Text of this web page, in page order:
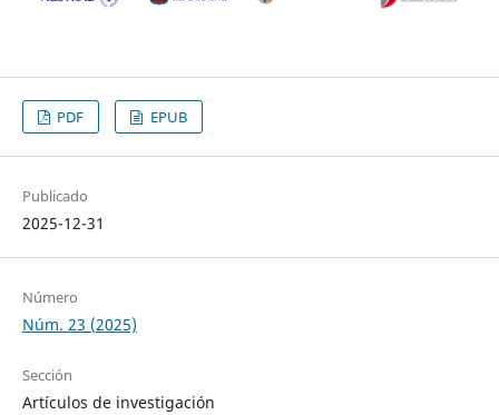
PDF EPUB
Publicado
2025-12-31
Número
Núm. 23 (2025)
Sección
Artículos de investigación